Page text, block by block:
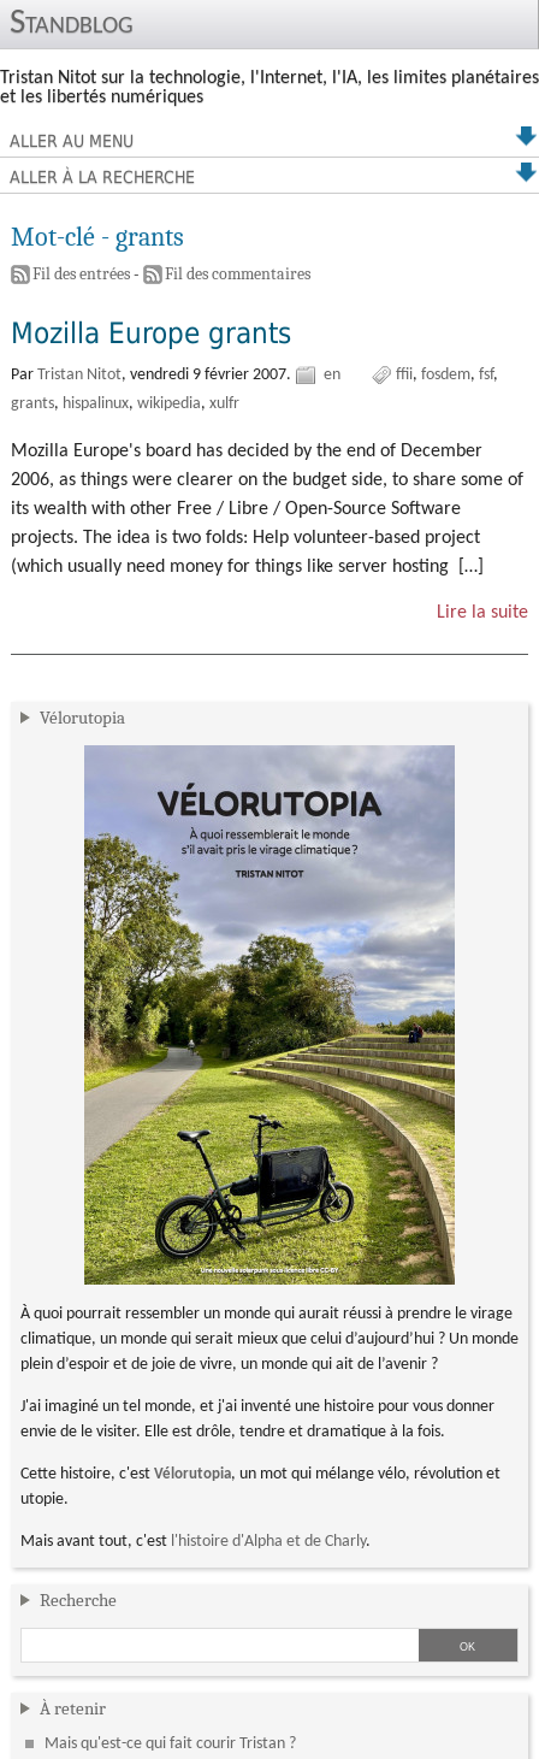
Standblog
Tristan Nitot sur la technologie, l'Internet, l'IA, les limites planétaires
et les libertés numériques
ALLER AU MENU
ALLER À LA RECHERCHE
Mot-clé - grants
Fil des entrées- Fil des commentaires
Mozilla Europe grants
Par Tristan Nitot, vendredi 9 février 2007. en ffii fosdem fsf
grants
hispalinux wikipedia xulfr
Mozilla Europe's board has decided by the end of December
2006, as things were clearer on the budget side, to share some of
its wealth with other Free / Libre / Open-Source Software
projects. The idea is two folds: Help volunteer-based project
(which usually need money for things like server hosting […]
Lire la suite
Vélorutopia
À quoi pourrait ressembler un monde qui aurait réussi à prendre le virage
climatique, un monde qui serait mieux que celui d’aujourd’hui ? Un monde
plein d’espoir et de joie de vivre, un monde qui ait de l’avenir ?
J'ai imaginé un tel monde, et j'ai inventé une histoire pour vous donner
envie de le visiter. Elle est drôle, tendre et dramatique à la fois.
Cette histoire, c'est Vélorutopia, un mot qui mélange vélo, révolution et
utopie.
Mais avant tout, c'est l'histoire d'Alpha et de Charly.
Recherche
À retenir
Mais qu'est-ce qui fait courir Tristan ?